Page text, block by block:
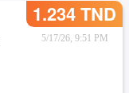
1.234 TND
5/17/26, 9:51 PM